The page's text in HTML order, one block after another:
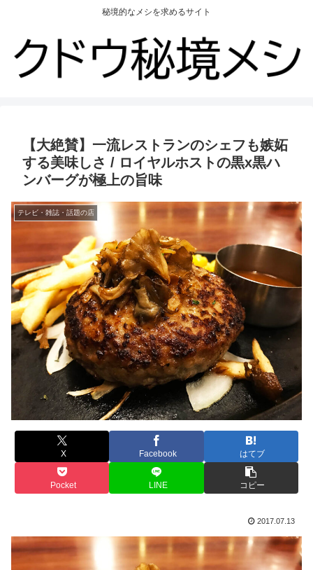
秘境的なメシを求めるサイト
【大絶賛】一流レストランのシェフも嫉妬
する美味しさ / ロイヤルホストの黒x黒ハ
ンバーグが極上の旨味
テレビ・雑誌・話題の店
X Facebook はてブ
Pocket LINE コピー
2017.07.13